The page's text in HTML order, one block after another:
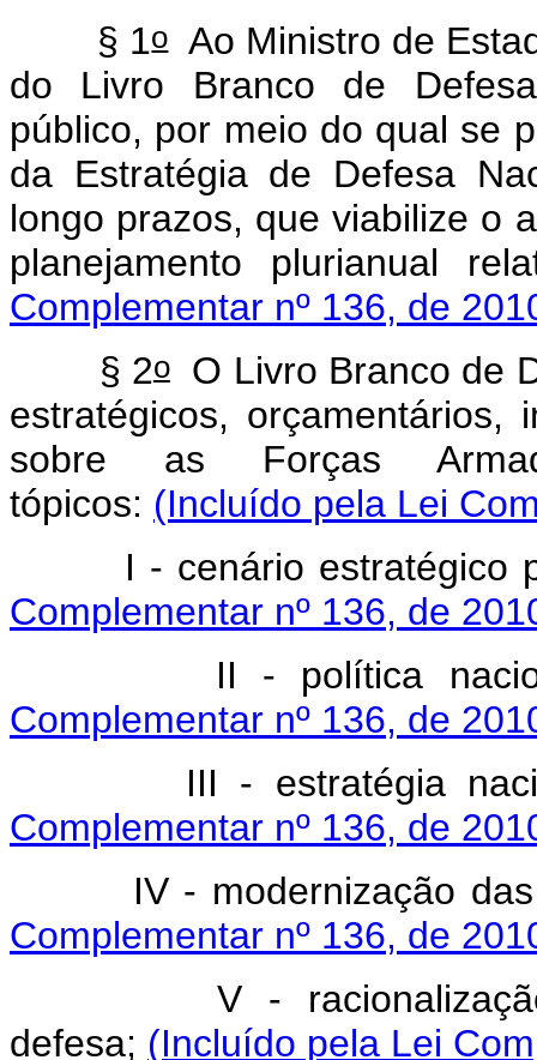
§ 1oAo Ministro de
do Livro Branco de
público, por meio do qual se
da Estratégia de Defesa
longo prazos, que viabilize o
planejamento plurianual
Complementar nº 136, de
§ 2oO Livro Branco de
estratégicos, orçamentários,
sobre as Forças
tópicos: (Incluído pela Lei
I - cenário estratégico
Complementar nº 136, de
II - política
Complementar nº 136, de
III - estratégia
Complementar nº 136, de
IV - modernização das
Complementar nº 136, de
V - racionalização e
defesa; (Incluído pela Lei